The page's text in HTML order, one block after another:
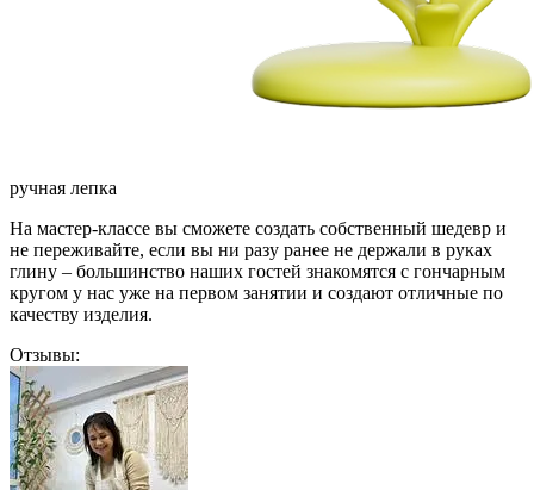
ручная лепка
На мастер-классе вы сможете создать собственный шедевр и
не переживайте, если вы ни разу ранее не держали в руках
глину – большинство наших гостей знакомятся с гончарным
кругом у нас уже на первом занятии и создают отличные по
качеству изделия.
Отзывы: